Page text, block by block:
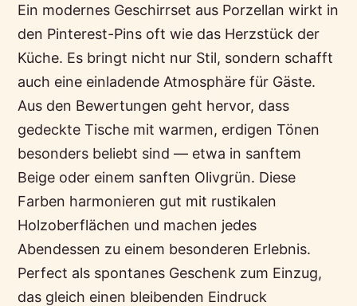
Ein modernes Geschirrset aus Porzellan wirkt in
den Pinterest-Pins oft wie das Herzstück der
Küche. Es bringt nicht nur Stil, sondern schafft
auch eine einladende Atmosphäre für Gäste.
Aus den Bewertungen geht hervor, dass
gedeckte Tische mit warmen, erdigen Tönen
besonders beliebt sind — etwa in sanftem
Beige oder einem sanften Olivgrün. Diese
Farben harmonieren gut mit rustikalen
Holzoberflächen und machen jedes
Abendessen zu einem besonderen Erlebnis.
Perfect als spontanes Geschenk zum Einzug,
das gleich einen bleibenden Eindruck